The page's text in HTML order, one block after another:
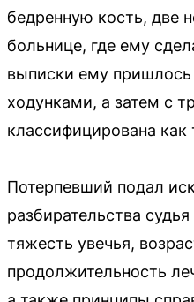
бедренную кость, две
больнице, где ему
выписки ему пришлось
ходунками, а затем с
классифицирована
Потерпевший подал
разбирательства
тяжесть увечья,
продолжительность